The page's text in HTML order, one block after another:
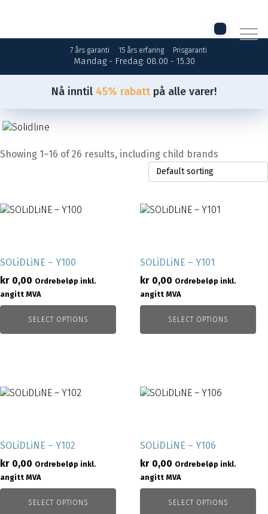
7 års garanti 15 års erfaring Prisgaranti
Mandag - Fredag: 08.00 - 15.30
Nå inntil 45% rabatt på alle varer!
Showing 1–16 of 26 results, including child brands
SOLiDLiNE – Y100
kr 0,00 Ordrebeløp inkl.
angitt MVA
SELECT OPTIONS
SOLiDLiNE – Y101
kr 0,00 Ordrebeløp inkl.
angitt MVA
SELECT OPTIONS
SOLiDLiNE – Y102
kr 0,00 Ordrebeløp inkl.
angitt MVA
SELECT OPTIONS
SOLiDLiNE – Y106
kr 0,00 Ordrebeløp inkl.
angitt MVA
SELECT OPTIONS